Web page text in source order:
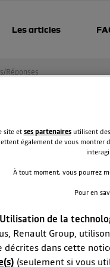
Les articles
Réponses
plugsurfing
préachat de ma
RÉPONDRE
site etses partenairesutilisent des
également de vous montrer
À tout moment, vous pourrez
Pour en
Utilisation de la
Renault Group,
décrites dans cette
(seulement si vous